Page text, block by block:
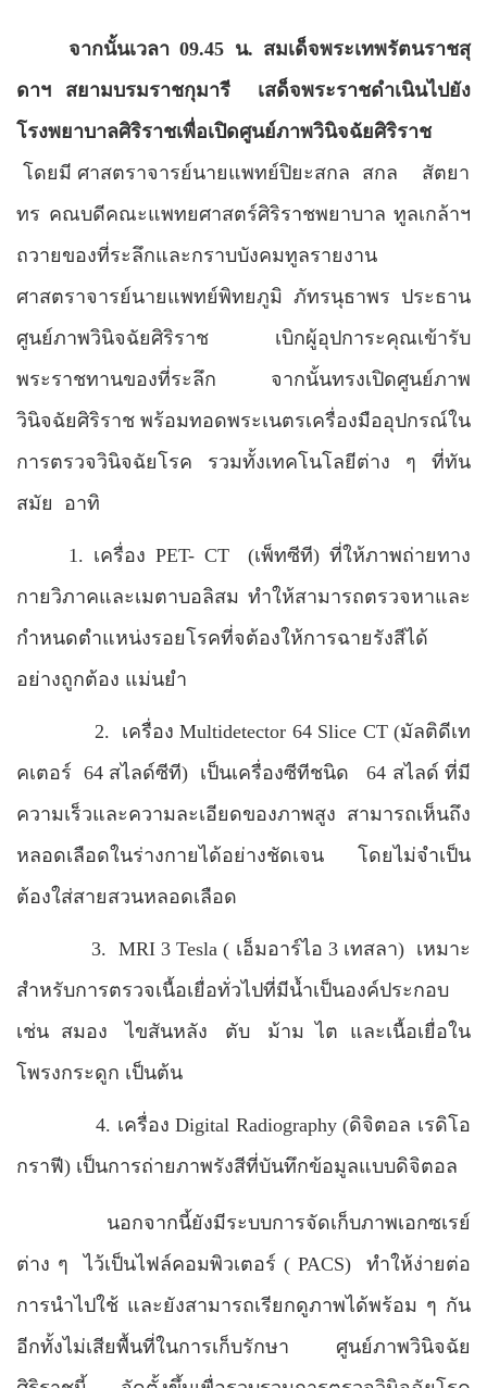
จากนั้นเวลา 09.45 น. สมเด็จพระเทพรัตนราชสุ
ดาฯ สยามบรมราชกุมารี
เสด็จพระราชดำเนินไปยัง
โรงพยาบาลศิริราชเพื่อเปิดศูนย์ภาพวินิจฉัยศิริราช
โดยมี ศาสตราจารย์นายแพทย์ปิยะสกล
สกล
สัตยา
ทร คณบดีคณะแพทยศาสตร์ศิริราชพยาบาล ทูลเกล้าฯ
ถวายของที่ระลึกและกราบบังคมทูลรายงาน
ศาสตราจารย์นายแพทย์พิทยภูมิ ภัทรนุธาพร ประธาน
ศูนย์ภาพวินิจฉัยศิริราช เบิกผู้อุปการะคุณเข้ารับ
พระราชทานของที่ระลึก จากนั้นทรงเปิดศูนย์ภาพ
วินิจฉัยศิริราช พร้อมทอดพระเนตรเครื่องมืออุปกรณ์ใน
การตรวจวินิจฉัยโรค รวมทั้งเทคโนโลยีต่าง ๆ ที่ทัน
สมัย
อาทิ
1. เครื่อง PET- CT
(เพ็ทซีที) ที่ให้ภาพถ่ายทาง
กายวิภาคและเมตาบอลิสม ทำให้สามารถตรวจหาและ
กำหนดตำแหน่งรอยโรคที่จต้องให้การฉายรังสีได้
อย่างถูกต้อง แม่นยำ
2. เครื่อง Multidetector 64 Slice CT(มัลติดีเท
คเตอร์ 64 สไลด์ซีที) เป็นเครื่องซีทีชนิด 64 สไลด์ ที่มี
ความเร็วและความละเอียดของภาพสูง สามารถเห็นถึง
หลอดเลือดในร่างกายได้อย่างชัดเจน โดยไม่จำเป็น
ต้องใส่สายสวนหลอดเลือด
3. MRI 3 Tesla ( เอ็มอาร์ไอ 3 เทสลา) เหมาะ
สำหรับการตรวจเนื้อเยื่อทั่วไปที่มีน้ำเป็นองค์ประกอบ
เช่น สมอง ไขสันหลัง ตับ ม้าม ไต
และเนื้อเยื่อใน
โพรงกระดูก เป็นต้น
4. เครื่องDigital Radiography(ดิจิตอล เรดิโอ
กราฟี) เป็นการถ่ายภาพรังสีที่บันทึกข้อมูลแบบดิจิตอล
นอกจากนี้ยังมีระบบการจัดเก็บภาพเอกซเรย์
ต่าง ๆ
ไว้เป็นไฟล์คอมพิวเตอร์ ( PACS)
ทำให้ง่ายต่อ
การนำไปใช้ และยังสามารถเรียกดูภาพได้พร้อม ๆ กัน
อีกทั้งไม่เสียพื้นที่ในการเก็บรักษา
ศูนย์ภาพวินิจฉัย